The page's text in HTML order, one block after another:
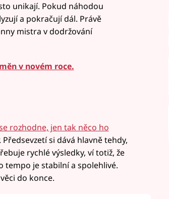
unikají. Pokud náhodou
a pokračují dál. Právě
mistra v dodržování
v novém roce.
rozhodne, jen tak něco ho
si dává hlavně tehdy,
rychlé výsledky, ví totiž, že
tempo je stabilní a spolehlivé.
do konce.